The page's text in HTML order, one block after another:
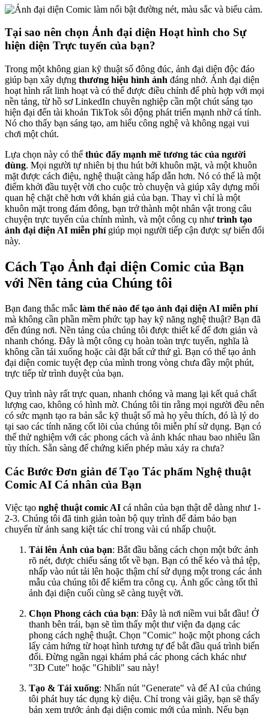
Tại sao nên chọn Ảnh đại diện Hoạt hình cho Sự
hiện diện Trực tuyến của bạn?
Trong một không gian kỹ thuật số đông đúc, ảnh đại diện độc đáo
giúp bạn xây dựng thương hiệu hình ảnh đáng nhớ. Ảnh đại diện
hoạt hình rất linh hoạt và có thể được điều chỉnh để phù hợp với mọi
nền tảng, từ hồ sơ LinkedIn chuyên nghiệp cần một chút sáng tạo
hiện đại đến tài khoản TikTok sôi động phát triển mạnh nhờ cá tính.
Nó cho thấy bạn sáng tạo, am hiểu công nghệ và không ngại vui
chơi một chút.
Lựa chọn này có thể thúc đẩy mạnh mẽ tương tác của người
dùng. Mọi người tự nhiên bị thu hút bởi khuôn mặt, và một khuôn
mặt được cách điệu, nghệ thuật càng hấp dẫn hơn. Nó có thể là một
điểm khởi đầu tuyệt vời cho cuộc trò chuyện và giúp xây dựng mối
quan hệ chặt chẽ hơn với khán giả của bạn. Thay vì chỉ là một
khuôn mặt trong đám đông, bạn trở thành một nhân vật trong câu
chuyện trực tuyến của chính mình, và một công cụ như trình tạo
ảnh đại diện AI miễn phígiúp mọi người tiếp cận được sự biến đổi
này.
Cách Tạo Ảnh đại diện Comic của Bạn
với Nền tảng của Chúng tôi
Bạn đang thắc mắc làm thế nào để tạo ảnh đại diện AI miễn phí
mà không cần phần mềm phức tạp hay kỹ năng nghệ thuật? Bạn đã
đến đúng nơi. Nền tảng của chúng tôi được thiết kế để đơn giản và
nhanh chóng. Đây là một công cụ hoàn toàn trực tuyến, nghĩa là
không cần tải xuống hoặc cài đặt bất cứ thứ gì. Bạn có thể tạo ảnh
đại diện comic tuyệt đẹp của mình trong vòng chưa đầy một phút,
trực tiếp từ trình duyệt của bạn.
Quy trình này rất trực quan, nhanh chóng và mang lại kết quả chất
lượng cao, không có hình mờ. Chúng tôi tin rằng mọi người đều nên
có sức mạnh tạo ra bản sắc kỹ thuật số mà họ yêu thích, đó là lý do
tại sao các tính năng cốt lõi của chúng tôi miễn phí sử dụng. Bạn có
thể thử nghiệm với các phong cách và ảnh khác nhau bao nhiêu lần
tùy thích. Sẵn sàng để chứng kiến phép màu xảy ra chưa?
Các Bước Đơn giản để Tạo Tác phẩm Nghệ thuật
Comic AI Cá nhân của Bạn
Việc tạo nghệ thuật comic AI cá nhân của bạn thật dễ dàng như 1-
2-3. Chúng tôi đã tinh giản toàn bộ quy trình để đảm bảo bạn
chuyển từ ảnh sang kiệt tác chỉ trong vài cú nhấp chuột.
Tải lên Ảnh của bạn: Bắt đầu bằng cách chọn một bức ảnh
rõ nét, được chiếu sáng tốt về bạn. Bạn có thể kéo và thả tệp,
nhấp vào nút tải lên hoặc thậm chí sử dụng một trong các ảnh
mẫu của chúng tôi để kiểm tra công cụ. Ảnh gốc càng tốt thì
ảnh đại diện cuối cùng sẽ càng tuyệt vời.
Chọn Phong cách của bạn: Đây là nơi niềm vui bắt đầu! Ở
thanh bên trái, bạn sẽ tìm thấy một thư viện đa dạng các
phong cách nghệ thuật. Chọn "Comic" hoặc một phong cách
lấy cảm hứng từ hoạt hình tương tự để bắt đầu quá trình biến
đổi. Đừng ngần ngại khám phá các phong cách khác như
"3D Cute" hoặc "Ghibli" sau này!
Tạo & Tải xuống: Nhấn nút "Generate" và để AI của chúng
tôi phát huy tác dụng kỳ diệu. Chỉ trong vài giây, bạn sẽ thấy
bản xem trước ảnh đại diện comic mới của mình. Nếu bạn